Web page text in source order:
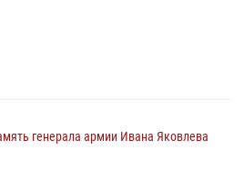
генерала армии Ивана Яковлева